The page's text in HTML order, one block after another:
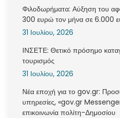
Φιλοδωρήματα: Αύξηση του
300 ευρώ τον μήνα σε 6.000
31 Ιουλίου, 2026
ΙΝΣΕΤΕ: Θετικό πρόσημο
τουρισμός
31 Ιουλίου, 2026
Νέα εποχή για το gov.gr:
υπηρεσίες, «gov.gr
επικοινωνία πολίτη-Δημοσίου